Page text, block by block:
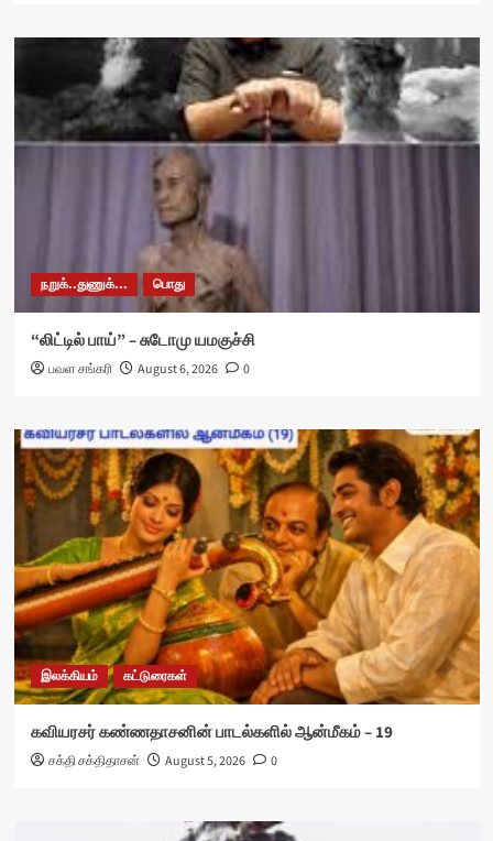
நறுக்..துணுக்... பொது
“லிட்டில் பாய்” – சுடோமு யமகுச்சி
பவள சங்கரி August 6, 2026 0
இலக்கியம் கட்டுரைகள்
கவியரசர் கண்ணதாசனின் பாடல்களில் ஆன்மீகம் – 19
சக்தி சக்திதாசன் August 5, 2026 0